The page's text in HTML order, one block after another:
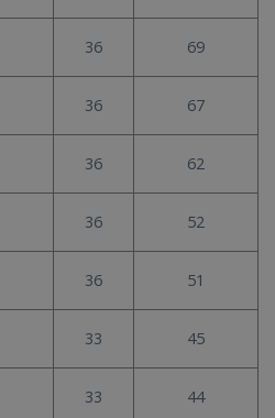
36 69
36 67
36 62
36 52
36 51
33 45
33 44